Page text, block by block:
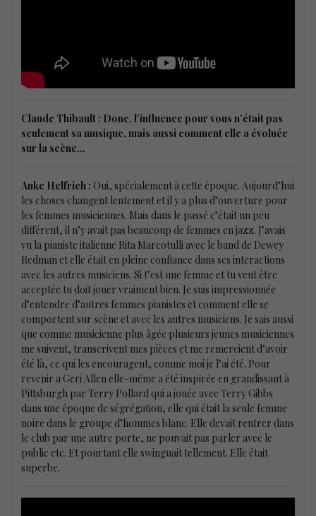
Claude Thibault : Donc, l’influence pour vous n’était pas
seulement sa musique, mais aussi comment elle a évoluée
sur la scène…
Anke Helfrich : Oui, spécialement à cette époque. Aujourd’hui
les choses changent lentement et il y a plus d’ouverture pour
les femmes musiciennes. Mais dans le passé c’était un peu
différent, il n’y avait pas beaucoup de femmes en jazz. J’avais
vu la pianiste italienne Rita Marcotulli avec le band de Dewey
Redman et elle était en pleine confiance dans ses interactions
avec les autres musiciens. Si t’est une femme et tu veut être
acceptée tu doit jouer vraiment bien. Je suis impressionnée
d’entendre d’autres femmes pianistes et comment elle se
comportent sur scène et avec les autres musiciens. Je sais aussi
que comme musicienne plus âgée plusieurs jeunes musiciennes
me suivent, transcrivent mes pièces et me remercient d’avoir
été là, ce qui les encouragent, comme moi je l’ai été. Pour
revenir a Geri Allen elle-même a été inspirée en grandissant à
Pittsburgh par Terry Pollard qui a jouée avec Terry Gibbs
dans une époque de ségrégation, elle qui était la seule femme
noire dans le groupe d’hommes blanc. Elle devait rentrer dans
le club par une autre porte, ne pouvait pas parler avec le
public etc. Et pourtant elle swinguait tellement. Elle était
superbe.